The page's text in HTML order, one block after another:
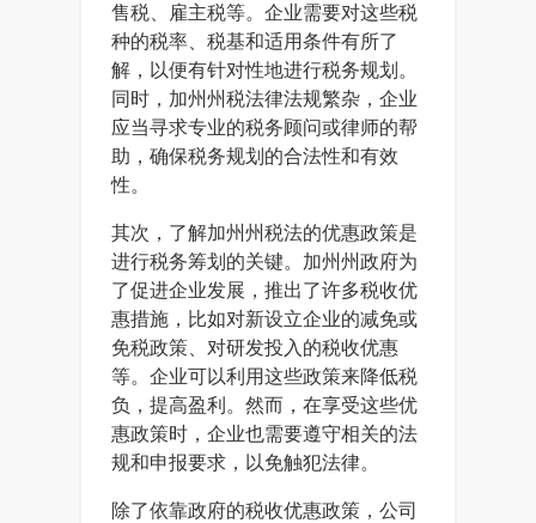
售税、雇主税等。企业需要对这些税
种的税率、税基和适用条件有所了
解，以便有针对性地进行税务规划。
同时，加州州税法律法规繁杂，企业
应当寻求专业的税务顾问或律师的帮
助，确保税务规划的合法性和有效
性。
其次，了解加州州税法的优惠政策是
进行税务筹划的关键。加州州政府为
了促进企业发展，推出了许多税收优
惠措施，比如对新设立企业的减免或
免税政策、对研发投入的税收优惠
等。企业可以利用这些政策来降低税
负，提高盈利。然而，在享受这些优
惠政策时，企业也需要遵守相关的法
规和申报要求，以免触犯法律。
除了依靠政府的税收优惠政策，公司